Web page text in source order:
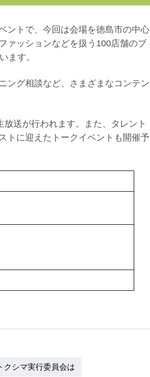
ントで、今回は会場を徳島市の中心
ァッションなどを扱う100店舗のブ
ます。
ング相談など、さまざまなコンテン
送が行われます。また、タレント
トに迎えたトークイベントも開催予
クシマ実行委員会は